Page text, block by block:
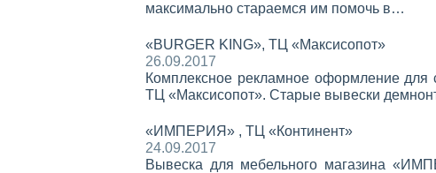
максимально стараемся им помочь в…
«BURGER KING», ТЦ «Максисопот»
26.09.2017
Комплексное рекламное оформление
ТЦ «Максисопот». Старые вывески
«ИМПЕРИЯ» , ТЦ «Континент»
24.09.2017
Вывеска для мебельного магазина